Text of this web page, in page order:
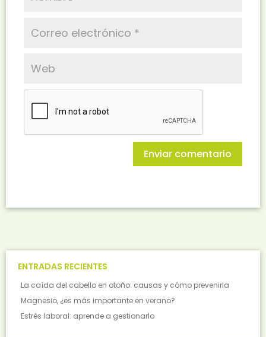
ENTRADAS RECIENTES
La caída del cabello en otoño: causas y cómo prevenirla
Magnesio, ¿es más importante en verano?
Estrés laboral: aprende a gestionarlo